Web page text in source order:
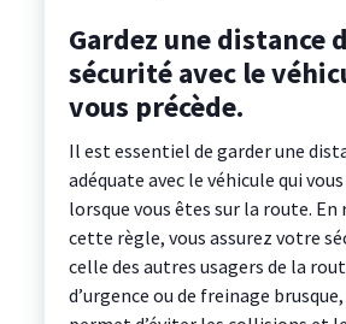
Gardez une distance
sécurité avec le
vous précède.
Il est essentiel de garder une
adéquate avec le véhicule qui
lorsque vous êtes sur la route.
cette règle, vous assurez votre
celle des autres usagers de la
d’urgence ou de freinage